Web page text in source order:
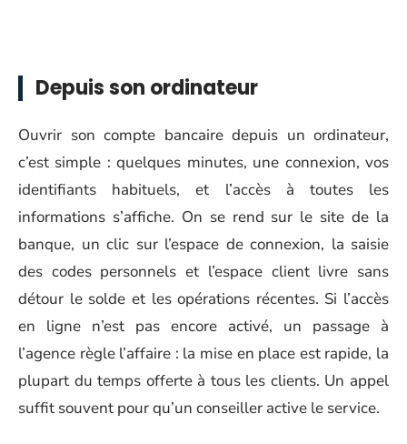
Depuis son ordinateur
Ouvrir son compte bancaire depuis un ordinateur,
c’est simple : quelques minutes, une connexion, vos
identifiants habituels, et l’accès à toutes les
informations s’affiche. On se rend sur le site de la
banque, un clic sur l’espace de connexion, la saisie
des codes personnels et l’espace client livre sans
détour le solde et les opérations récentes. Si l’accès
en ligne n’est pas encore activé, un passage à
l’agence règle l’affaire : la mise en place est rapide, la
plupart du temps offerte à tous les clients. Un appel
suffit souvent pour qu’un conseiller active le service.